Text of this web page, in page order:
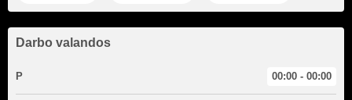
Darbo valandos
P 00:00 - 00:00